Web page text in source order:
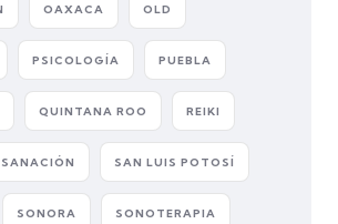
OAXACA OLD
PSICOLOGÍA PUEBLA
QUINTANA ROO REIKI
SANACIÓN SAN LUIS POTOSÍ
SONORA SONOTERAPIA